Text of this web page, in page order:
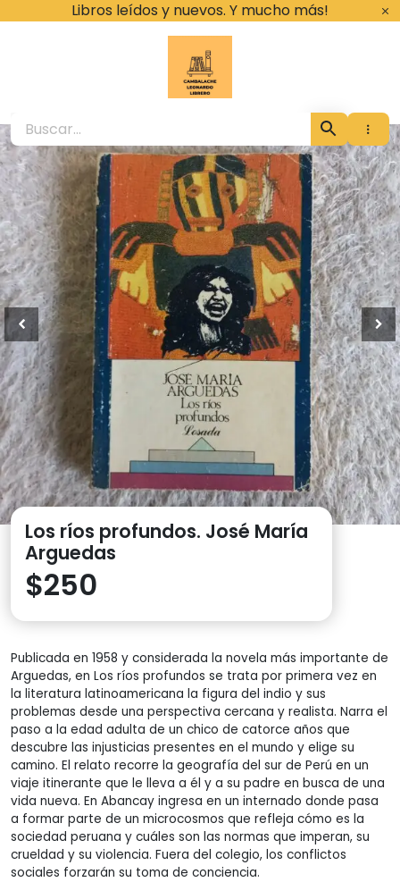
Libros leídos y nuevos. Y mucho más!
Cambalache
Los ríos profundos. José María
Arguedas
$250
Publicada en 1958 y considerada la novela más importante de
Arguedas, en Los ríos profundos se trata por primera vez en
la literatura latinoamericana la figura del indio y sus
problemas desde una perspectiva cercana y realista. Narra el
paso a la edad adulta de un chico de catorce años que
descubre las injusticias presentes en el mundo y elige su
camino. El relato recorre la geografía del sur de Perú en un
viaje itinerante que le lleva a él y a su padre en busca de una
vida nueva. En Abancay ingresa en un internado donde pasa
a formar parte de un microcosmos que refleja cómo es la
sociedad peruana y cuáles son las normas que imperan, su
crueldad y su violencia. Fuera del colegio, los conflictos
sociales forzarán su toma de conciencia.